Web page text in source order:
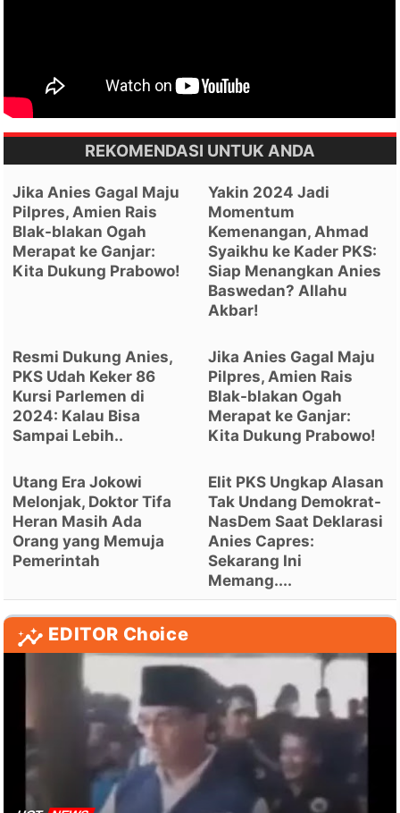
REKOMENDASI UNTUK ANDA
Jika Anies Gagal Maju
Pilpres, Amien Rais
Blak-blakan Ogah
Merapat ke Ganjar:
Kita Dukung Prabowo!
Yakin 2024 Jadi
Momentum
Kemenangan, Ahmad
Syaikhu ke Kader PKS:
Siap Menangkan Anies
Baswedan? Allahu
Akbar!
Resmi Dukung Anies,
PKS Udah Keker 86
Kursi Parlemen di
2024: Kalau Bisa
Sampai Lebih..
Jika Anies Gagal Maju
Pilpres, Amien Rais
Blak-blakan Ogah
Merapat ke Ganjar:
Kita Dukung Prabowo!
Utang Era Jokowi
Melonjak, Doktor Tifa
Heran Masih Ada
Orang yang Memuja
Pemerintah
Elit PKS Ungkap Alasan
Tak Undang Demokrat-
NasDem Saat Deklarasi
Anies Capres:
Sekarang Ini
Memang....
EDITOR Choice